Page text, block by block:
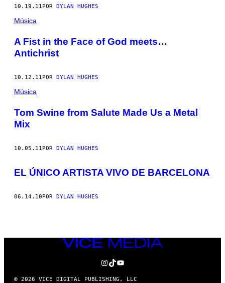
10.19.11POR DYLAN HUGHES
Música
A Fist in the Face of God meets…
Antichrist
10.12.11POR DYLAN HUGHES
Música
Tom Swine from Salute Made Us a Metal
Mix
10.05.11POR DYLAN HUGHES
EL ÚNICO ARTISTA VIVO DE BARCELONA
06.14.10POR DYLAN HUGHES
VICE
MEDIA
INSTAGRAM
TIKTOK
YOUTUBE
© 2026 VICE DIGITAL PUBLISHING, LLC